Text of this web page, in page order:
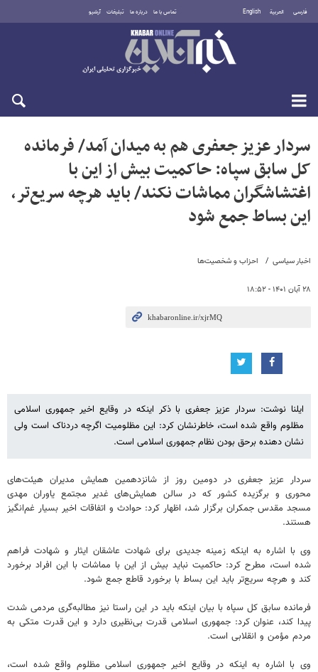
فارسی العربية English تماس با ما درباره ما تبلیغات آرشیو
شنبه ۱۷ مرداد ۱۴۰۵
اخبار سیاسی احزاب و شخصیت‌ها
۲۸ آبان ۱۴۰۱ - ۱۸:۵۲
سردار عزیز جعفری هم به میدان آمد/ فرمانده
کل سابق سپاه: حاکمیت بیش از این با
اغتشاشگران مماشات نکند/ باید هرچه سریع‌تر،
این بساط جمع شود
ایلنا نوشت: سردار عزیز جعفری با ذکر اینکه در وقایع اخیر جمهوری اسلامی
مظلوم واقع شده است، خاطرنشان کرد: این مظلومیت اگرچه دردناک است ولی
نشان‌ دهنده برحق بودن نظام جمهوری اسلامی است.
سردار عزیز جعفری در دومین روز از شانزدهمین همایش مدیران هیئت‌های
محوری و برگزیده کشور که در سالن همایش‌های غدیر مجتمع یاوران مهدی
مسجد مقدس جمکران برگزار شد، اظهار کرد: حوادث و اتفاقات اخیر بسیار غم‌انگیز
هستند.
وی با اشاره به اینکه زمینه جدیدی برای شهادت عاشقان ایثار و شهادت فراهم
شده است، مطرح کرد: حاکمیت نباید بیش از این با مماشات با این افراد برخورد
کند و هرچه سریع‌تر باید این بساط با برخورد قاطع جمع شود.
فرمانده سابق کل سپاه با بیان اینکه باید در این راستا نیز مطالبه‌گری مردمی شدت
پیدا کند، عنوان کرد: جمهوری اسلامی قدرت بی‌نظیری دارد و این قدرت متکی به
مردم مؤمن و انقلابی است.
وی با اشاره به اینکه در وقایع اخیر جمهوری اسلامی مظلوم واقع شده است،